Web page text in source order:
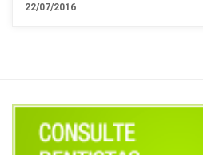
22/07/2016